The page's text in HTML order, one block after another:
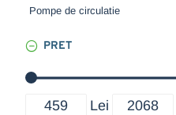
PRET
Lei
Pompe de circulatie